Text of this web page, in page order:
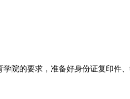
院的要求，准备好身份证复印